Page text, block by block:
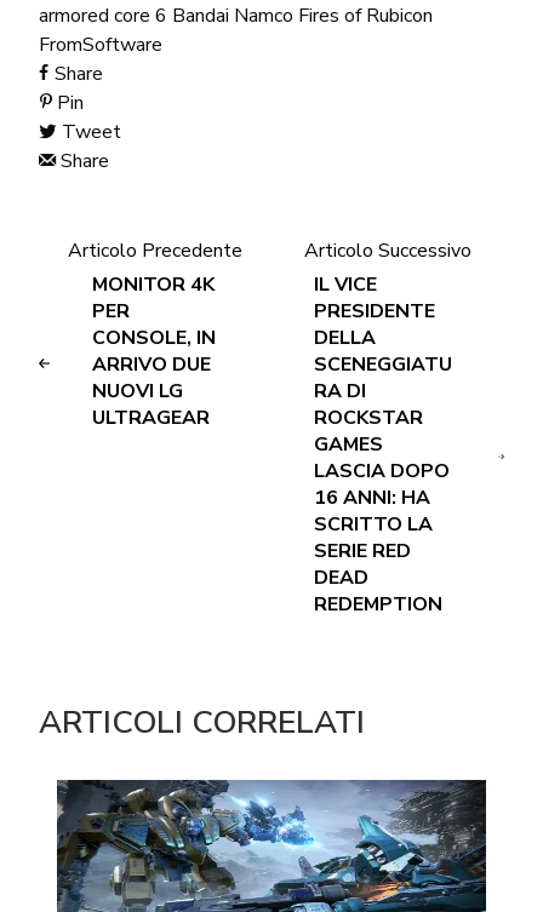
armored core 6 Bandai Namco Fires of Rubicon
FromSoftware
Share
Pin
Tweet
Share
Articolo Precedente
MONITOR 4K
PER
CONSOLE, IN
ARRIVO DUE
NUOVI LG
ULTRAGEAR
Articolo Successivo
IL VICE
PRESIDENTE
DELLA
SCENEGGIATU
RA DI
ROCKSTAR
GAMES
LASCIA DOPO
16 ANNI: HA
SCRITTO LA
SERIE RED
DEAD
REDEMPTION
ARTICOLI CORRELATI